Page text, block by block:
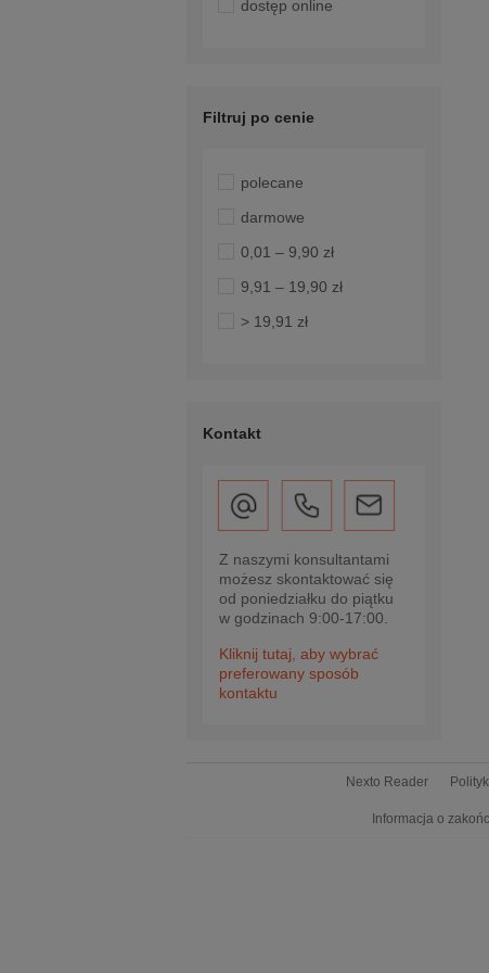
dostęp online
Filtruj po cenie
polecane
darmowe
0,01 – 9,90 zł
9,91 – 19,90 zł
> 19,91 zł
Kontakt
Z naszymi konsultantami
możesz skontaktować się
od poniedziałku do piątku
w godzinach 9:00-17:00.
Kliknij tutaj, aby wybrać
preferowany sposób
kontaktu
Nexto Reader
Informacja o